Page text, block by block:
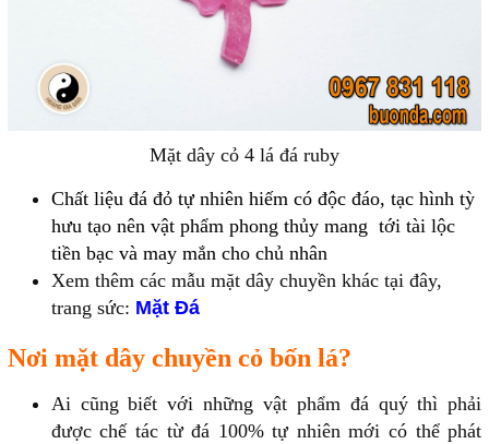
Mặt dây cỏ 4 lá đá ruby
Chất liệu đá đỏ tự nhiên hiếm có độc đáo, tạc hình tỳ
hưu tạo nên vật phẩm phong thủy mang tới tài lộc
tiền bạc và may mắn cho chủ nhân
Xem thêm các mẫu mặt dây chuyền khác tại đây,
trang sức: Mặt Đá
Nơi mặt dây chuyền cỏ bốn lá?
Ai cũng biết với những vật phẩm đá quý thì phải
được chế tác từ đá 100% tự nhiên mới có thể phát